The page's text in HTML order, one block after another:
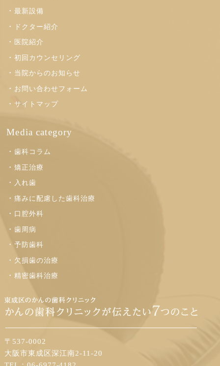
最新設備
ドクター紹介
医院紹介
初回カウンセリング
当院からのお知らせ
お問い合わせフォーム
サイトマップ
Media category
歯科コラム
矯正治療
入れ歯
痛みに配慮した歯科治療
口腔外科
歯周病
予防歯科
欠損歯の治療
精密歯科治療
〒537-0002
大阪市東成区深江南2-11-20